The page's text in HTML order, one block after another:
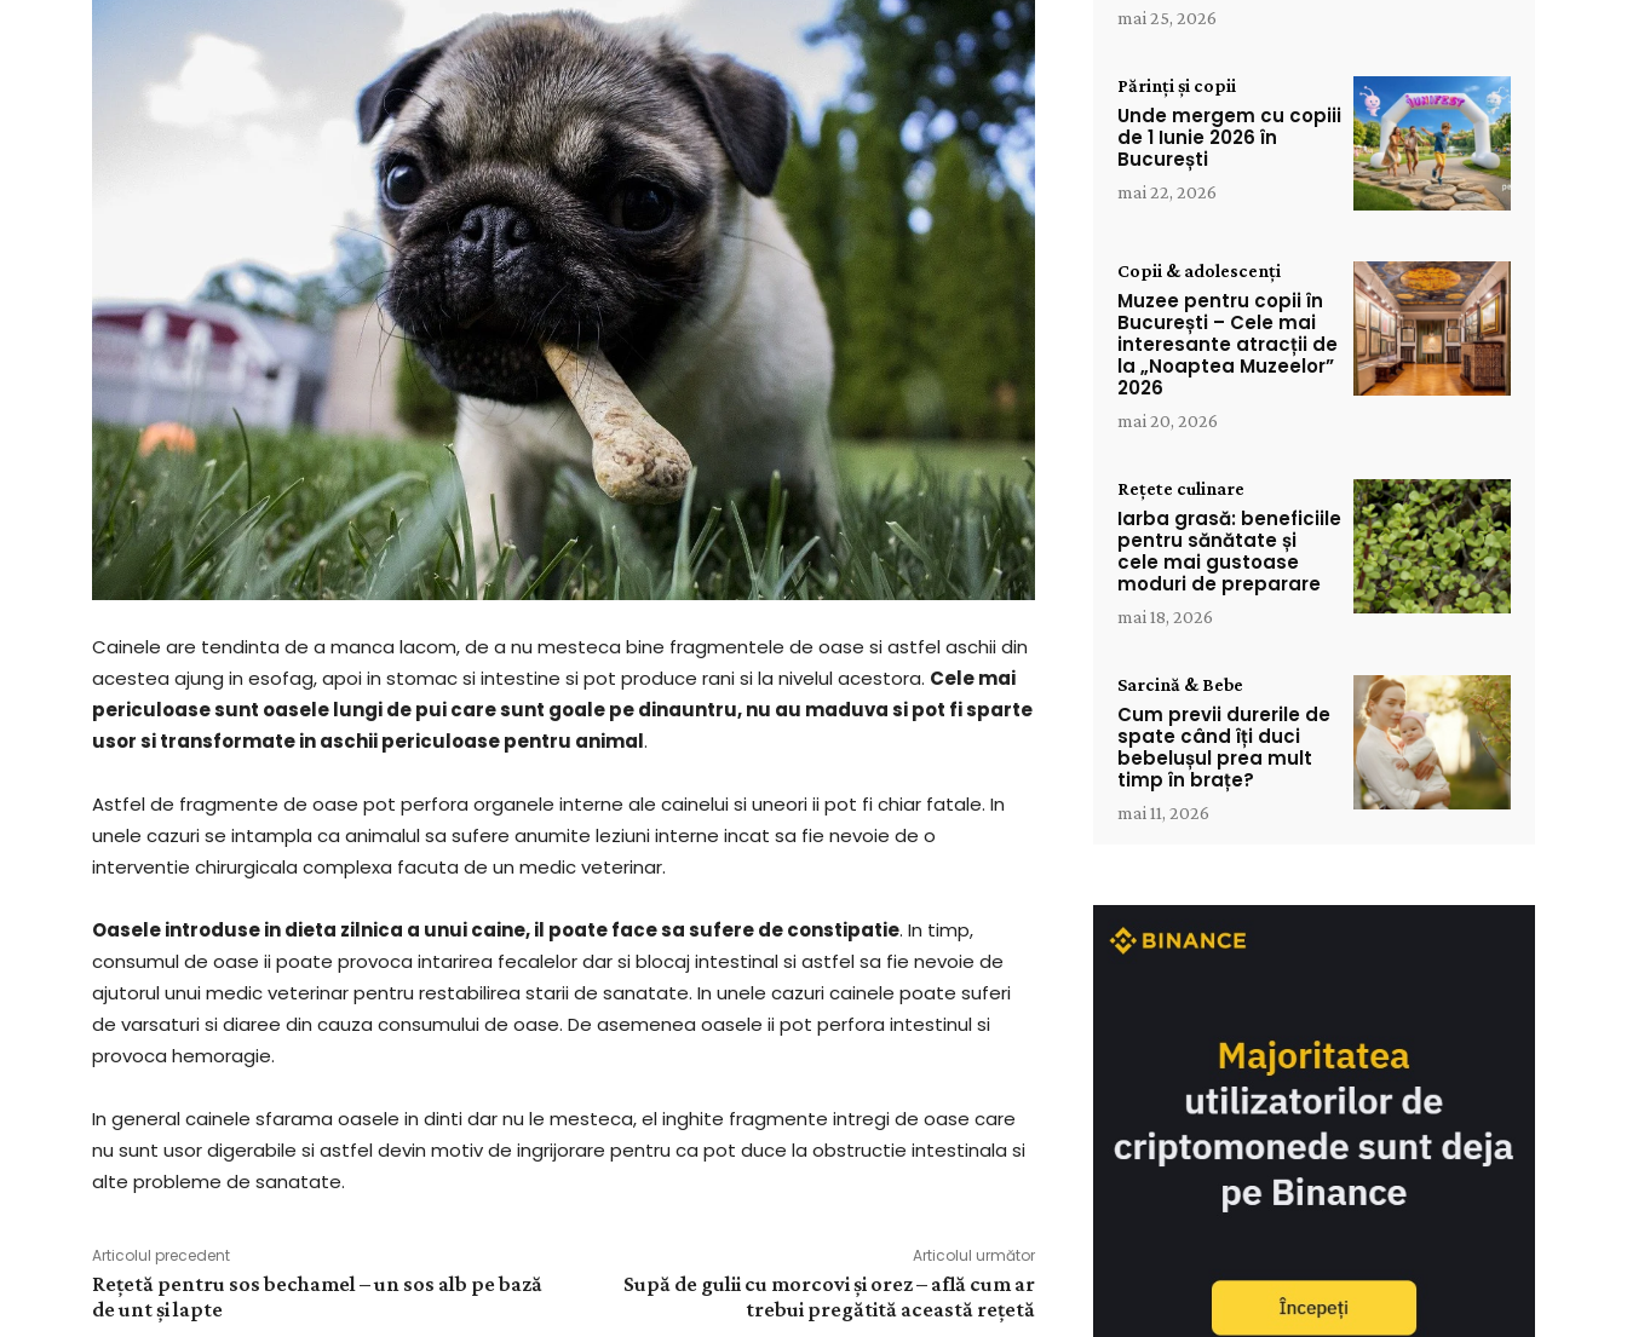
Cainele are tendinta de a manca lacom, de a nu mesteca bine fragmentele de oase si astfel aschii din
acestea ajung in esofag, apoi in stomac si intestine si pot produce rani si la nivelul acestora. Cele mai
periculoase sunt oasele lungi de pui care sunt goale pe dinauntru, nu au maduva si pot fi sparte
usor si transformate in aschii periculoase pentru animal.
Astfel de fragmente de oase pot perfora organele interne ale cainelui si uneori ii pot fi chiar fatale. In
unele cazuri se intampla ca animalul sa sufere anumite leziuni interne incat sa fie nevoie de o
interventie chirurgicala complexa facuta de un medic veterinar.
Oasele introduse in dieta zilnica a unui caine, il poate face sa sufere de constipatie. In timp,
consumul de oase ii poate provoca intarirea fecalelor dar si blocaj intestinal si astfel sa fie nevoie de
ajutorul unui medic veterinar pentru restabilirea starii de sanatate. In unele cazuri cainele poate suferi
de varsaturi si diaree din cauza consumului de oase. De asemenea oasele ii pot perfora intestinul si
provoca hemoragie.
In general cainele sfarama oasele in dinti dar nu le mesteca, el inghite fragmente intregi de oase care
nu sunt usor digerabile si astfel devin motiv de ingrijorare pentru ca pot duce la obstructie intestinala si
alte probleme de sanatate.
Articolul precedent
Rețetă pentru sos bechamel – un sos alb pe bază
de unt și lapte
Articolul următor
Supă de gulii cu morcovi și orez – află cum ar
trebui pregătită această rețetă
mai 25, 2026
Părinți și copii
Unde mergem cu copiii
de 1 Iunie 2026 în
București
mai 22, 2026
Copii & adolescenți
Muzee pentru copii în
București – Cele mai
interesante atracții de
la „Noaptea Muzeelor”
2026
mai 20, 2026
Rețete culinare
Iarba grasă: beneficiile
pentru sănătate și
cele mai gustoase
moduri de preparare
mai 18, 2026
Sarcină & Bebe
Cum previi durerile de
spate când îți duci
bebelușul prea mult
timp în brațe?
mai 11, 2026